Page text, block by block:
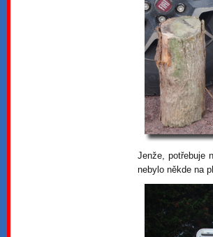
Jenže, potřebuje
nebylo někde na